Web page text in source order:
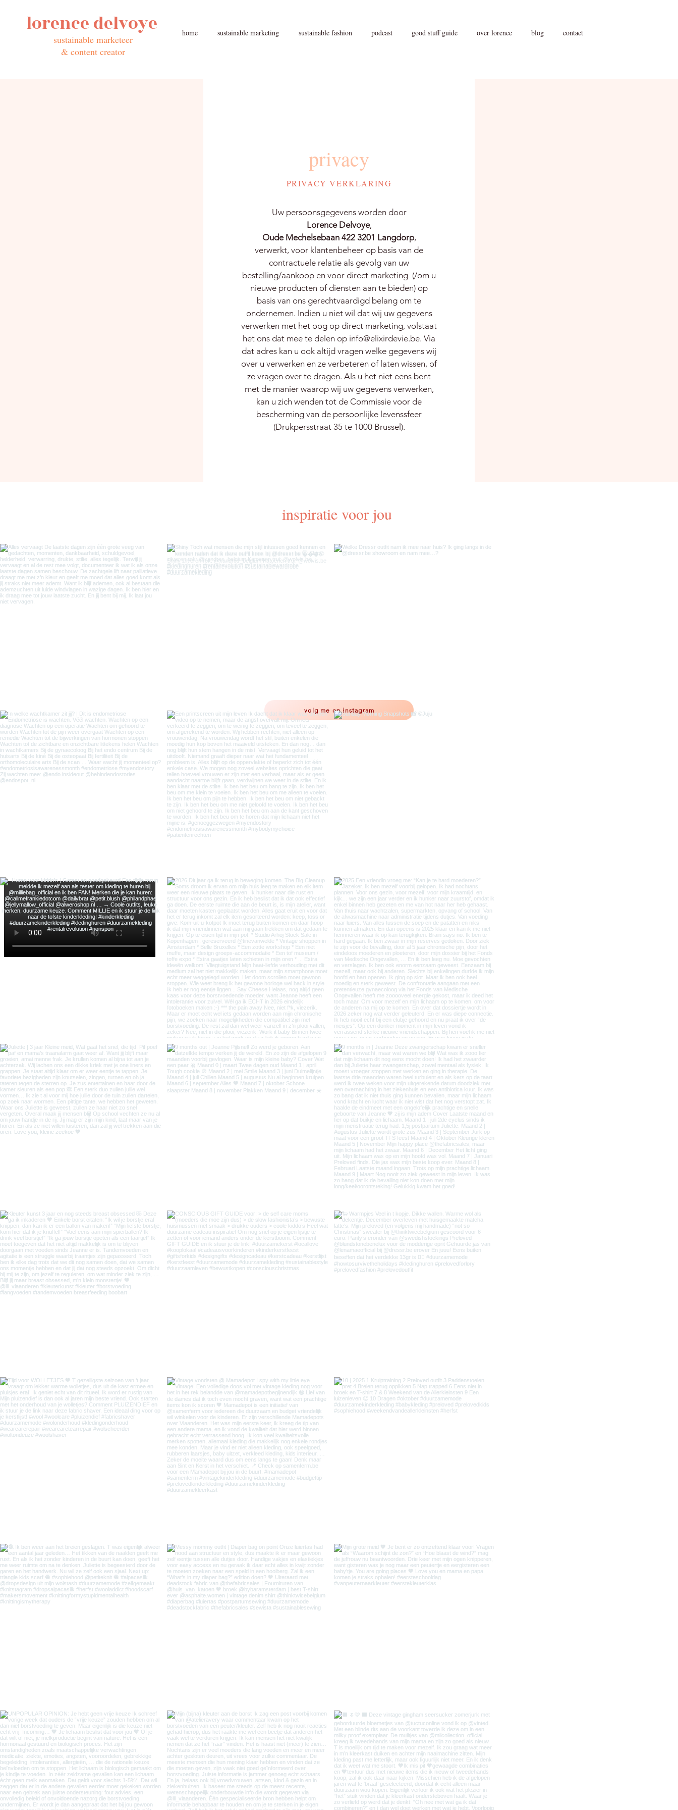
lorence delvoye
sustainable marketeer
& content creator
home sustainable marketing sustainable fashion podcast good stuff guide over lorence blog contact
privacy
PRIVACY VERKLARING
Uw persoonsgegevens worden door
Lorence Delvoye,
Oude Mechelsebaan 422 3201 Langdorp,
verwerkt, voor klantenbeheer op basis van de
contractuele relatie als gevolg van uw
bestelling/aankoop en voor direct marketing (/om u
nieuwe producten of diensten aan te bieden) op
basis van ons gerechtvaardigd belang om te
ondernemen. Indien u niet wil dat wij uw gegevens
verwerken met het oog op direct marketing, volstaat
het ons dat mee te delen op info@elixirdevie.be. Via
dat adres kan u ook altijd vragen welke gegevens wij
over u verwerken en ze verbeteren of laten wissen, of
ze vragen over te dragen. Als u het niet eens bent
met de manier waarop wij uw gegevens verwerken,
kan u zich wenden tot de Commissie voor de
bescherming van de persoonlijke levenssfeer
(Drukpersstraat 35 te 1000 Brussel).
volg me op instagram
inspiratie voor jou